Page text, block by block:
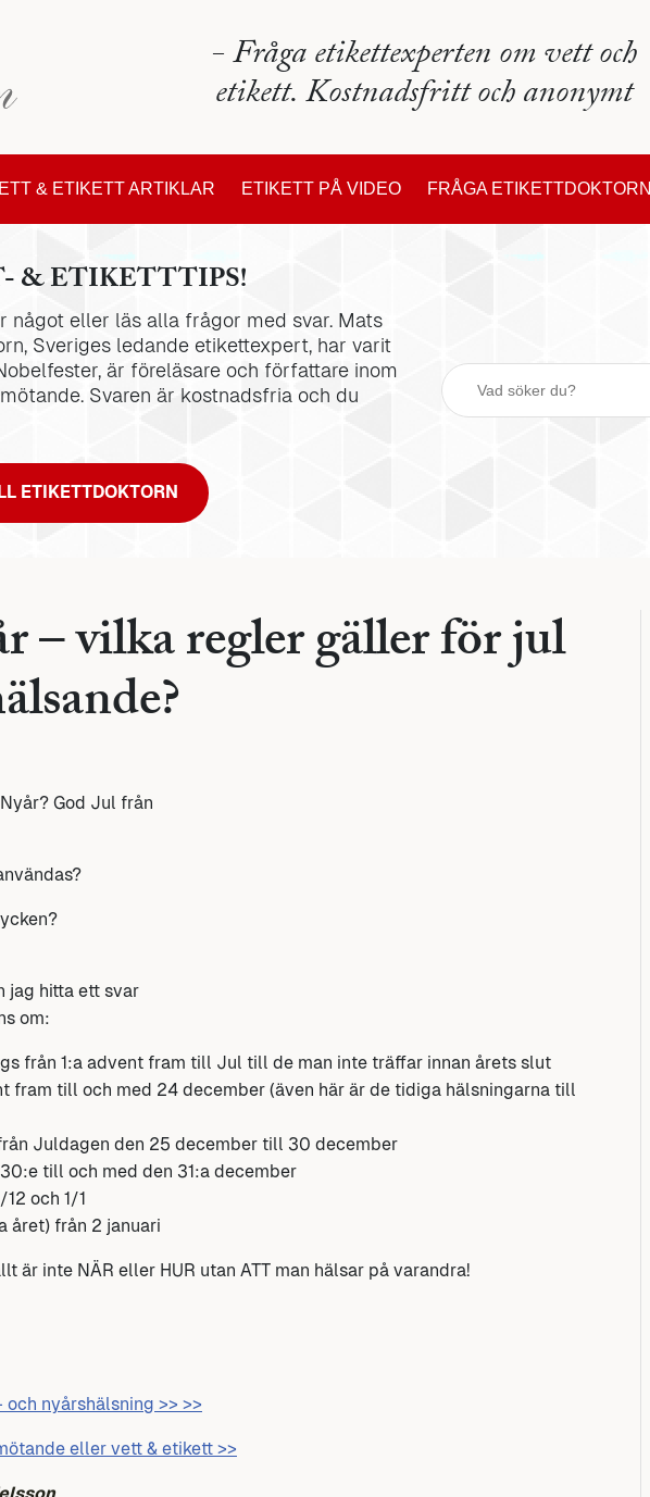
- Fråga etikettexperten om vett och
etikett. Kostnadsfritt och anonymt
& ETIKETT ARTIKLAR ETIKETT PÅ VIDEO FRÅGA ETIKETTDOKTORN
& ETIKETTTIPS!
något eller läs alla frågor med svar. Mats
Sveriges ledande etikettexpert, har varit
är föreläsare och författare inom
Svaren är kostnadsfria och du
ETIKETTDOKTORN
– vilka regler gäller för jul
God Jul från
jag hitta ett svar
om:
från 1:a advent fram till Jul till de man inte träffar innan årets slut
fram till och med 24 december (även här är de tidiga hälsningarna till
Juldagen den 25 december till 30 december
till och med den 31:a december
och 1/1
året) från 2 januari
är inte NÄR eller HUR utan ATT man hälsar på varandra!
nyårshälsning >> >>
eller vett & etikett >>